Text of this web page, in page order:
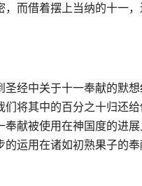
，而借着摆上当纳的十一
圣经中关于十一奉献的默
们将其中的百分之十归还
奉献被使用在神国度的进
的运用在诸如初熟果子的